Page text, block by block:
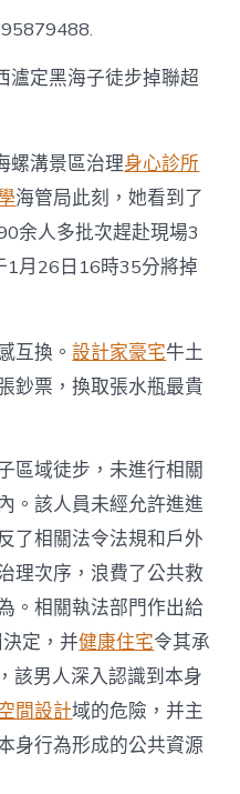
違
規
進
進
山
未
開
發
區
域
90
余
人
3
天
2JIUYI
俱
意
室
內
設
計
夜
后
獲
救，
被
瀘定黑海子徒步掉聯超
螺溝景區治理身心診所
海管局此刻，她看到了
余人多批次趕赴現場3
1月26日16時35分將掉
互換。設計家豪宅牛土
鈔票，換取張水瓶最貴
區域徒步，未進行相關
。該人員未經允許進進
了相關法令法規和戶外
理次序，浪費了公共救
。相關執法部門作出給
定，并健康住宅令其承
該男人深入認識到本身
間設計域的危險，并主
身行為形成的公共資源